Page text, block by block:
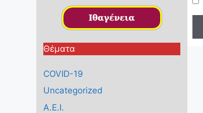
Θέματα
COVID-19
Uncategorized
Α.Ε.Ι.